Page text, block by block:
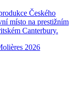
Českého
místo na prestižním
Canterbury.